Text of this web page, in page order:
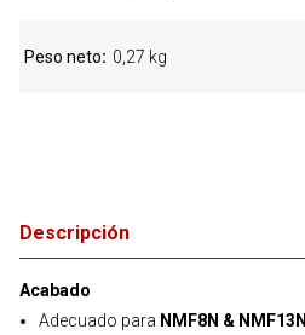
Descripción
Acabado
Adecuado para NMF8N & NMF13N
Peso neto 0,27 kg